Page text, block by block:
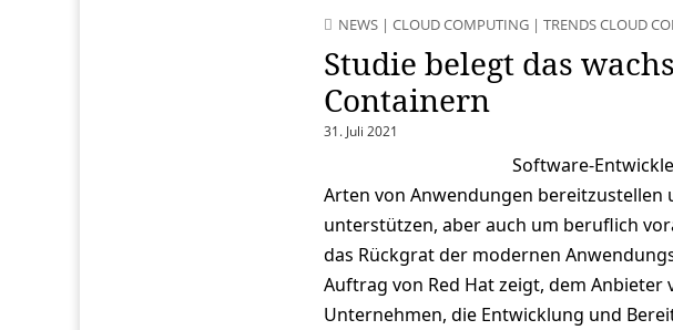
NEWS| CLOUD COMPUTING| TRENDS CLOUD
Studie belegt das
Containern
31. Juli 2021
Software-
Arten von Anwendungen bereitzustellen
unterstützen, aber auch um beruflich
das Rückgrat der modernen
Auftrag von Red Hat zeigt, dem Anbieter
Unternehmen, die Entwicklung und